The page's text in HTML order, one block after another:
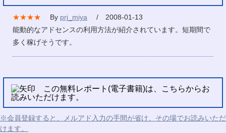
★★★★ By prj_miya
/ 2008-01-13
能動的なアドセンスの利用方法が紹介されています。短期間で
多く稼げそうです。
この無料レポート(電子書籍)は、こちらからお
読みいただけます。
※会員登録すると、メルアド入力の手間が省け、その場でお読みいただ
けます。